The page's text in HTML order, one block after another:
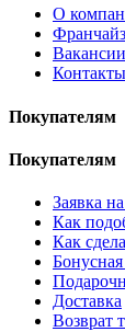
О
Вакансии
Контакты
Покупателям
Покупателям
Заявка
Как
Как
Доставка
Возврат